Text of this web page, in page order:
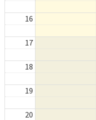
16
17
18
19
20